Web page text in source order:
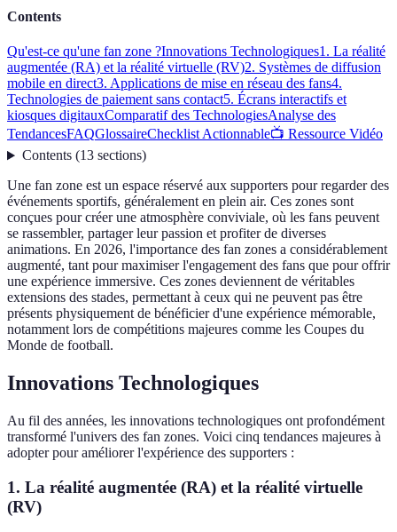
Contents
Qu'est-ce qu'une fan zone ?Innovations Technologiques1. La réalité
augmentée (RA) et la réalité virtuelle (RV)2. Systèmes de diffusion
mobile en direct3. Applications de mise en réseau des fans4.
Technologies de paiement sans contact5. Écrans interactifs et
kiosques digitauxComparatif des TechnologiesAnalyse des
TendancesFAQGlossaireChecklist Actionnable📺 Ressource Vidéo
Contents(13 sections)
Une fan zone est un espace réservé aux supporters pour regarder des
événements sportifs, généralement en plein air. Ces zones sont
conçues pour créer une atmosphère conviviale, où les fans peuvent
se rassembler, partager leur passion et profiter de diverses
animations. En 2026, l'importance des fan zones a considérablement
augmenté, tant pour maximiser l'engagement des fans que pour offrir
une expérience immersive. Ces zones deviennent de véritables
extensions des stades, permettant à ceux qui ne peuvent pas être
présents physiquement de bénéficier d'une expérience mémorable,
notamment lors de compétitions majeures comme les Coupes du
Monde de football.
Innovations Technologiques
Au fil des années, les innovations technologiques ont profondément
transformé l'univers des fan zones. Voici cinq tendances majeures à
adopter pour améliorer l'expérience des supporters :
1. La réalité augmentée (RA) et la réalité virtuelle
(RV)